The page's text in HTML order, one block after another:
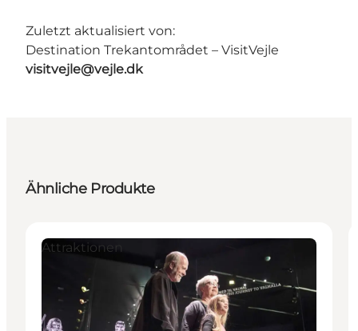
Zuletzt aktualisiert von:
Destination Trekantområdet – VisitVejle
visitvejle@vejle.dk
Ähnliche Produkte
Attraktionen